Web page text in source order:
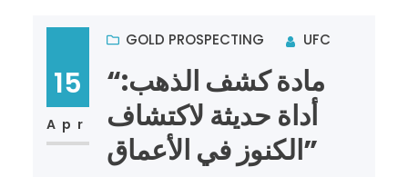
15
Apr
GOLD PROSPECTING UFC
“مادة كشف الذهب:
أداة حديثة لاكتشاف
الكنوز في الأعماق”